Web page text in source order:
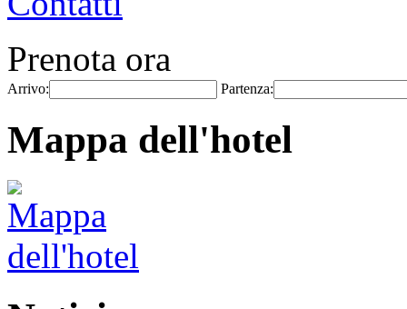
Prenota ora
Arrivo: Partenza:
Mappa dell'hotel